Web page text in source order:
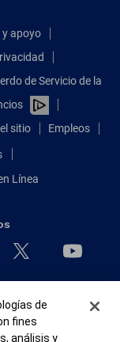
y apoyo
de Servicio de la
sitio Empleos
Línea
viviendas
de
fines
análisis y